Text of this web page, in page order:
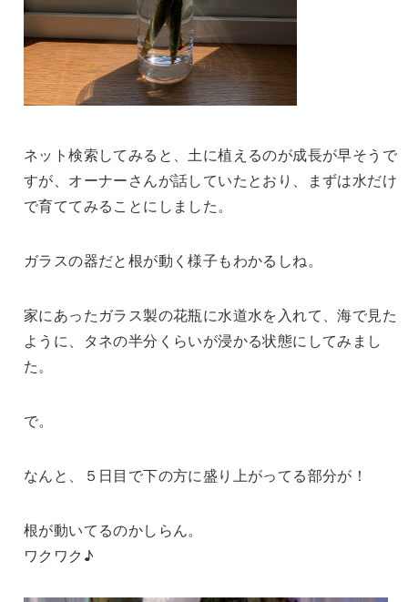
ネット検索してみると、土に植えるのが成長が早そうで
すが、オーナーさんが話していたとおり、まずは水だけ
で育ててみることにしました。
ガラスの器だと根が動く様子もわかるしね。
家にあったガラス製の花瓶に水道水を入れて、海で見た
ように、タネの半分くらいが浸かる状態にしてみまし
た。
で。
なんと、５日目で下の方に盛り上がってる部分が！
根が動いてるのかしらん。
ワクワク♪